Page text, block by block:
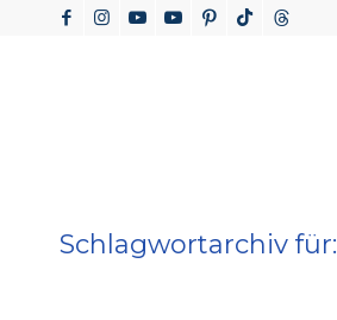
Schlagwortarchiv für: